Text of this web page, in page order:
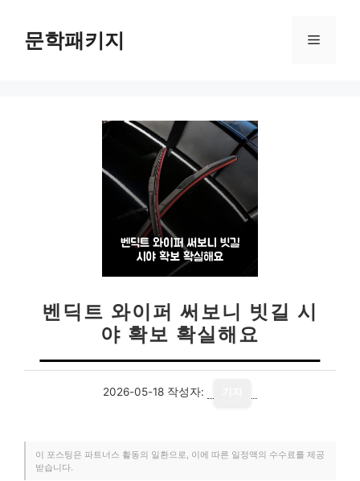
문학패키지 메
벤딕트 와이퍼 써보니 빗길 시
야 확보 확실해요
2026-05-18 작성자:
이 포스팅은 파트너스 활동의 일환으로, 이에 따른 일정액의 수수료를 제공
받습니다.